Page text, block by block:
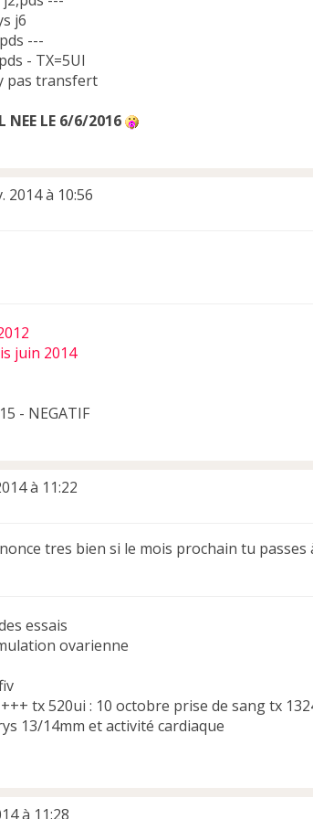
j6
---
- TX=5UI
pas transfert
NEE LE 6/6/2016
2014 à 10:56
juin 2014
- NEGATIF
à 11:22
tres bien si le mois prochain tu
essais
ovarienne
tx 520ui : 10 octobre prise de sang tx
13/14mm et activité cardiaque
à 11:28